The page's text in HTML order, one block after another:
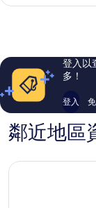
夠
評
論
登入以
多！
登入
鄰近地區